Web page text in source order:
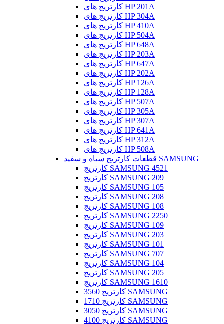
کارتریج های HP 201A
کارتریج های HP 304A
کارتریج های HP 410A
کارتریج های HP 504A
کارتریج های HP 648A
کارتریج های HP 203A
کارتریج های HP 647A
کارتریج های HP 202A
کارتریج های HP 126A
کارتریج های HP 128A
کارتریج های HP 507A
کارتریج های HP 305A
کارتریج های HP 307A
کارتریج های HP 641A
کارتریج های HP 312A
کارتریج های HP 508A
قطعات کارتریج سیاه و سفید SAMSUNG
کارتریج SAMSUNG 4521
کارتریج SAMSUNG 209
کارتریج SAMSUNG 105
کارتریج SAMSUNG 208
کارتریج SAMSUNG 108
کارتریج SAMSUNG 2250
کارتریج SAMSUNG 109
کارتریج SAMSUNG 203
کارتریج SAMSUNG 101
کارتریج SAMSUNG 707
کارتریج SAMSUNG 104
کارتریج SAMSUNG 205
کارتریج SAMSUNG 1610
کارتریج 3560 SAMSUNG
کارتریج 1710 SAMSUNG
کارتریج 3050 SAMSUNG
کارتریج 4100 SAMSUNG